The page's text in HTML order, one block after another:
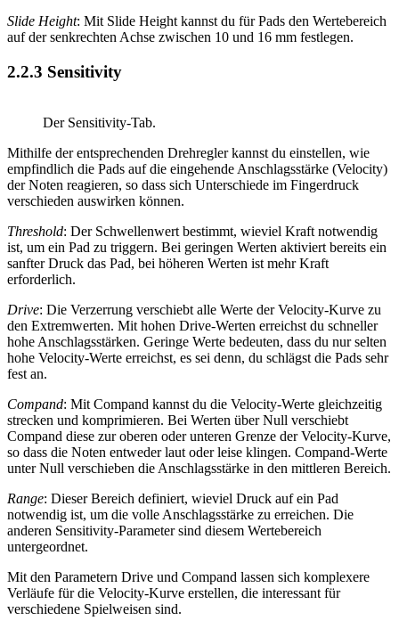
Slide Height: Mit Slide Height kannst du für Pads den Wertebereich
auf der senkrechten Achse zwischen 10 und 16 mm festlegen.
2.2.3 Sensitivity
Der Sensitivity-Tab.
Mithilfe der entsprechenden Drehregler kannst du einstellen, wie
empfindlich die Pads auf die eingehende Anschlagsstärke (Velocity)
der Noten reagieren, so dass sich Unterschiede im Fingerdruck
verschieden auswirken können.
Threshold: Der Schwellenwert bestimmt, wieviel Kraft notwendig
ist, um ein Pad zu triggern. Bei geringen Werten aktiviert bereits ein
sanfter Druck das Pad, bei höheren Werten ist mehr Kraft
erforderlich.
Drive: Die Verzerrung verschiebt alle Werte der Velocity-Kurve zu
den Extremwerten. Mit hohen Drive-Werten erreichst du schneller
hohe Anschlagsstärken. Geringe Werte bedeuten, dass du nur selten
hohe Velocity-Werte erreichst, es sei denn, du schlägst die Pads sehr
fest an.
Compand: Mit Compand kannst du die Velocity-Werte gleichzeitig
strecken und komprimieren. Bei Werten über Null verschiebt
Compand diese zur oberen oder unteren Grenze der Velocity-Kurve,
so dass die Noten entweder laut oder leise klingen. Compand-Werte
unter Null verschieben die Anschlagsstärke in den mittleren Bereich.
Range: Dieser Bereich definiert, wieviel Druck auf ein Pad
notwendig ist, um die volle Anschlagsstärke zu erreichen. Die
anderen Sensitivity-Parameter sind diesem Wertebereich
untergeordnet.
Mit den Parametern Drive und Compand lassen sich komplexere
Verläufe für die Velocity-Kurve erstellen, die interessant für
verschiedene Spielweisen sind.